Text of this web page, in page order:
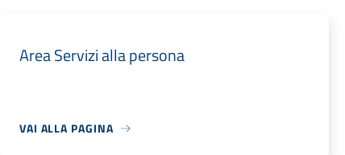
Area Servizi alla persona
VAI ALLA PAGINA